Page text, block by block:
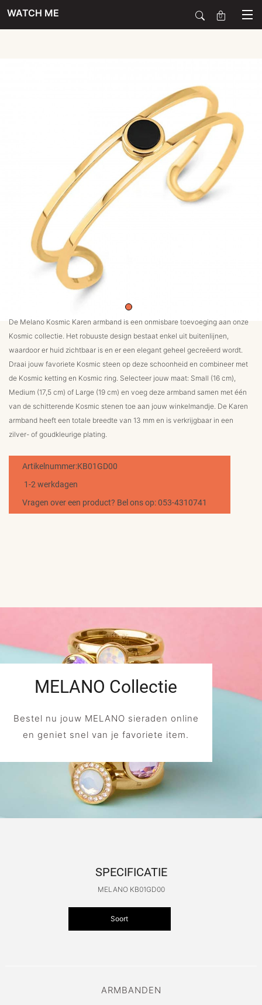
WATCH ME
SMARTWATCHES
0
De Melano Kosmic Karen armband is een onmisbare toevoeging aan onze
Kosmic collectie. Het robuuste design bestaat enkel uit buitenlijnen,
waardoor er huid zichtbaar is en er een elegant geheel gecreëerd wordt.
Draai jouw favoriete Kosmic steen op deze schoonheid en combineer met
de Kosmic ketting en Kosmic ring. Selecteer jouw maat: Small (16 cm),
Medium (17,5 cm) of Large (19 cm) en voeg deze armband samen met één
van de schitterende Kosmic stenen toe aan jouw winkelmandje. De Karen
armband heeft een totale breedte van 13 mm en is verkrijgbaar in een
zilver- of goudkleurige plating.
Artikelnummer:KB01GD00
1-2 werkdagen
Vragen over een product? Bel ons op: 053-4310741
MELANO Collectie
Bestel nu jouw MELANO sieraden online
en geniet snel van je favoriete item.
SPECIFICATIE
MELANO KB01GD00
Soort
ARMBANDEN